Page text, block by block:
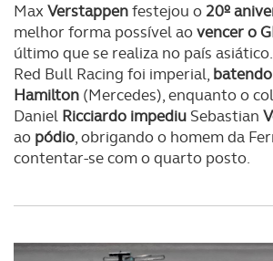
MaxVerstappenfestejou o 20º
melhor forma possível aovencer o
último que se realiza no país
Red Bull Racing foi imperial, batendo
Hamilton (Mercedes), enquanto o
Daniel Ricciardo impediu Sebastian
ao pódio, obrigando o homem da
contentar-se com o quarto posto.